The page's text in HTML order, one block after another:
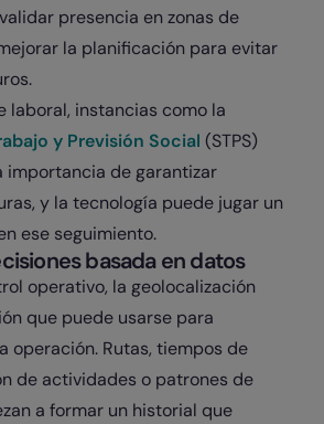
presencia en zonas de
la planificación para evitar
laboral, instancias como la
y Previsión Social (STPS)
importancia de garantizar
y la tecnología puede jugar un
ese seguimiento.
basada en datos
operativo, la geolocalización
que puede usarse para
operación. Rutas, tiempos de
de actividades o patrones de
a formar un historial que